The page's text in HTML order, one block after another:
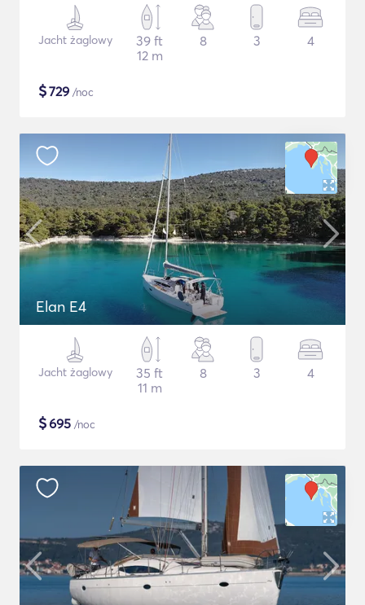
Jacht żaglowy
39 ft
12 m
8 3 4
$729 /noc
Elan E4
Jacht żaglowy
35 ft
11 m
8 3 4
$695 /noc